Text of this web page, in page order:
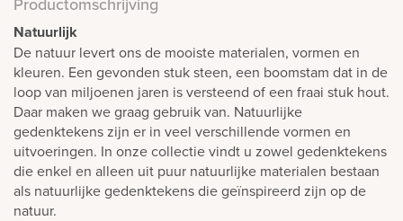
Natuurlijk
De natuur levert ons de mooiste materialen, vormen en
kleuren. Een gevonden stuk steen, een boomstam dat in de
loop van miljoenen jaren is versteend of een fraai stuk hout.
Daar maken we graag gebruik van. Natuurlijke
gedenktekens zijn er in veel verschillende vormen en
uitvoeringen. In onze collectie vindt u zowel gedenktekens
die enkel en alleen uit puur natuurlijke materialen bestaan
als natuurlijke gedenktekens die geïnspireerd zijn op de
natuur.